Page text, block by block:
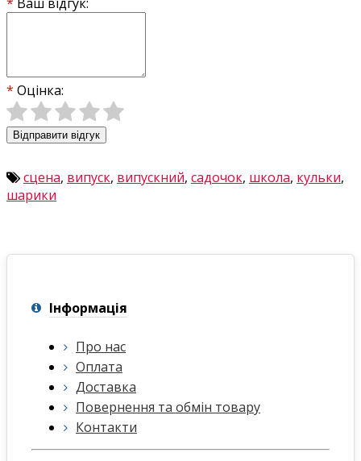
Оцінка:
Відправити відгук
сцена, випуск, випускний, садочок, школа, кульки,
шарики
Інформація
Про нас
Оплата
Доставка
Повернення та обмін товару
Контакти